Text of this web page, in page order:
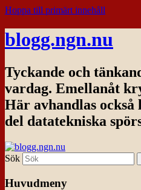
Hoppa till primärt innehåll
blogg.ngn.nu
Tyckande och
vardag. Emellanåt
Här avhandlas
del datatekniska
Sök
Huvudmeny